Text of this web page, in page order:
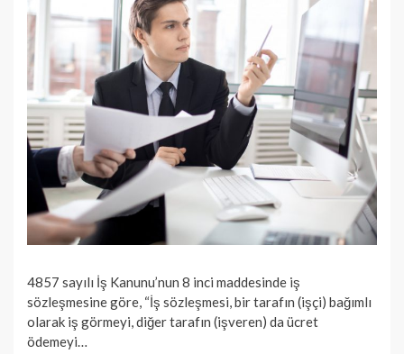
4857 sayılı İş Kanunu’nun 8 inci maddesinde iş
sözleşmesine göre, “İş sözleşmesi, bir tarafın (işçi) bağımlı
olarak iş görmeyi, diğer tarafın (işveren) da ücret
ödemeyi…